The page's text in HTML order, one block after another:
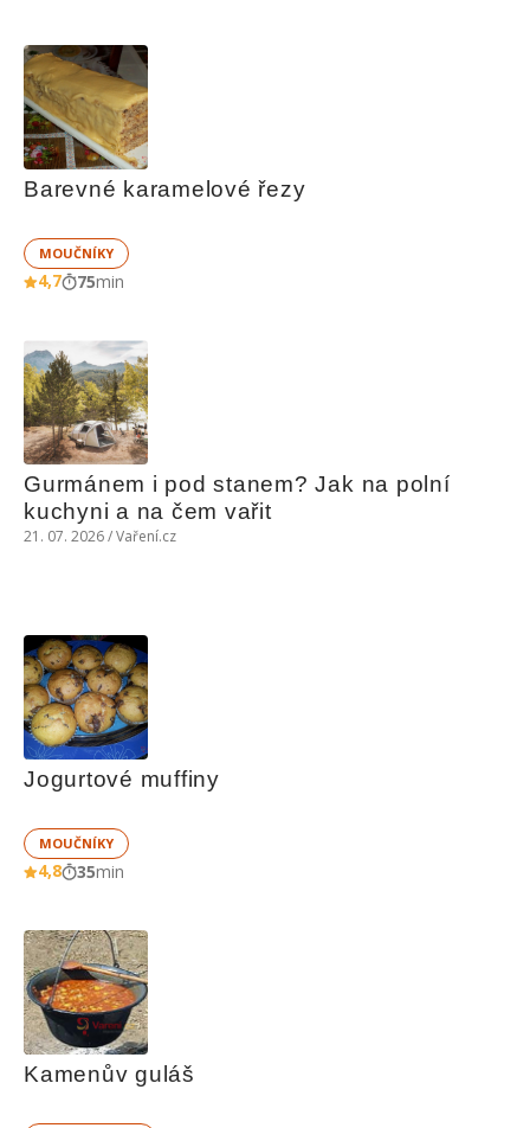
Barevné karamelové řezy
MOUČNÍKY
4,7 75min
Gurmánem i pod stanem? Jak na polní
kuchyni a na čem vařit
21. 07. 2026 / Vaření.cz
Jogurtové muffiny
MOUČNÍKY
4,8 35min
Kamenův guláš